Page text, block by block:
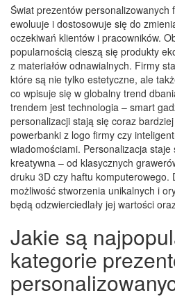
Świat prezentów personalizowanych
ewoluuje i dostosowuje się do
oczekiwań klientów i pracowników.
popularnością cieszą się produkty
z materiałów odnawialnych. Firmy
które są nie tylko estetyczne, ale
co wpisuje się w globalny trend
trendem jest technologia – smart
personalizacji stają się coraz
powerbanki z logo firmy czy
wiadomościami. Personalizacja
kreatywna – od klasycznych
druku 3D czy haftu komputerowego.
możliwość stworzenia unikalnych i
będą odzwierciedlały jej wartości
Jakie są
kategorie